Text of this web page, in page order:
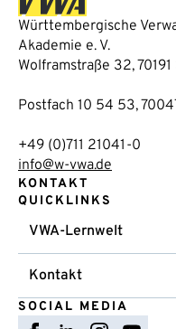
Württembergische
Akademie e. V.
Wolframstraße 32,
Postfach 10 54 53,
+49 (0)711 21041-0
info@w-vwa.de
KONTAKT
QUICKLINKS
VWA-Lernwelt
Kontakt
SOCIAL MEDIA